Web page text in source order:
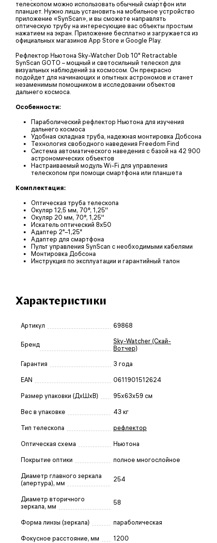
телескопом можно использовать обычный смартфон или
планшет. Нужно лишь установить на мобильное устройство
приложение «SynScan», и вы сможете направлять
оптическую трубу на интересующие вас объекты простым
нажатием на экран. Приложение бесплатно и загружается из
официальных магазинов App Store и Google Play.
Рефлектор Ньютона Sky-Watcher Dob 10" Retractable
SynScan GOTO – мощный и светосильный телескоп для
визуальных наблюдений за космосом. Он прекрасно
подойдет для начинающих и опытных астрономов и станет
незаменимым помощником в исследовании объектов
дальнего космоса.
Особенности:
Параболический рефлектор Ньютона для изучения
дальнего космоса
Удобная складная труба, надежная монтировка Добсона
Технология свободного наведения Freedom Find
Система автоматического наведения с базой на 42 900
астрономических объектов
Настраиваемый модуль Wi-Fi для управления
телескопом при помощи смартфона или планшета
Комплектация:
Оптическая труба телескопа
Окуляр 12,5 мм, 70°, 1,25''
Окуляр 20 мм, 70°, 1,25''
Искатель оптический 8x50
Адаптер 2"–1,25"
Адаптер для смартфона
Пульт управления SynScan с необходимыми кабелями
Монтировка Добсона
Инструкция по эксплуатации и гарантийный талон
Характеристики
Артикул 69868
Бренд
Sky-Watcher (Скай-
Вотчер)
Гарантия 3 года
EAN 0611901512624
Размер упаковки (ДxШxВ) 95x63x59 см
Вес в упаковке 43 кг
Тип телескопа рефлектор
Оптическая схема Ньютона
Покрытие оптики полное многослойное
Диаметр главного зеркала
(апертура), мм
254
Диаметр вторичного
зеркала, мм
58
Форма линзы (зеркала) параболическая
Фокусное расстояние, мм 1200